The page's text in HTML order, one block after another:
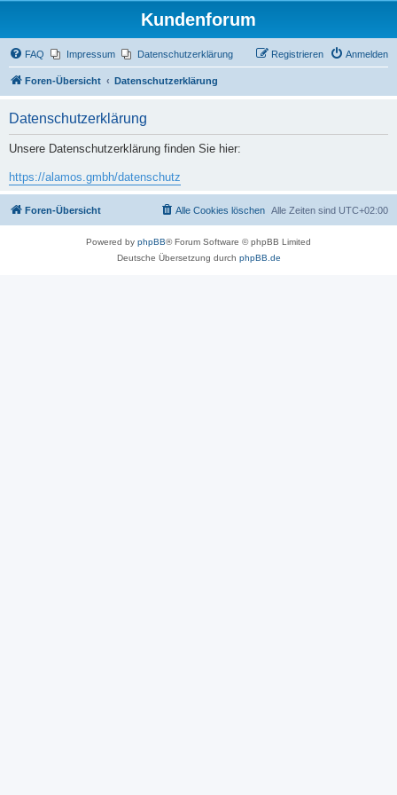
Kundenforum
FAQ Impressum Datenschutzerklärung Anmelden
Registrieren
Foren-Übersicht Datenschutzerklärung
Datenschutzerklärung
Unsere Datenschutzerklärung finden Sie hier:
https://alamos.gmbh/datenschutz
Foren-Übersicht Alle Zeiten sind UTC+02:00
Alle Cookies löschen
Powered by phpBB® Forum Software © phpBB Limited
Deutsche Übersetzung durch phpBB.de